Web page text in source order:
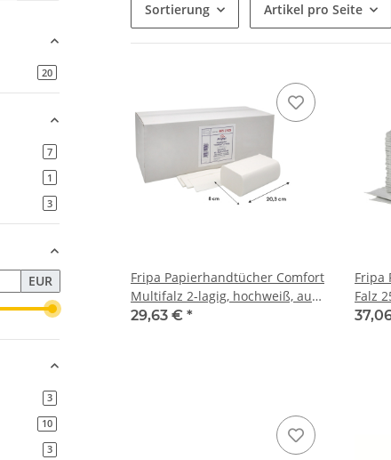
Sortierung Artikel pro Seite
Fripa Papierhandtücher Comfort
Multifalz 2-lagig, hochweiß, aus
Zellstoff 1.860 Blatt W-Falz 20,3 x
29,63 € *
Fripa
Falz
Stück/
20Artikel gefunden
7Artikel gefunden
1Artikel gefunden
3Artikel gefunden
EUR
3Artikel gefunden
10Artikel gefunden
3Artikel gefunden